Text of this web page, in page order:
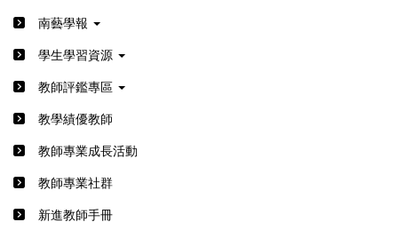
南藝學報
學生學習資源
教師評鑑專區
教學績優教師
教師專業成長活動
教師專業社群
新進教師手冊